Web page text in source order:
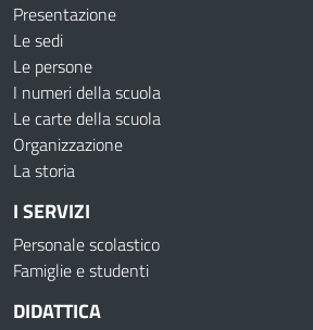
Presentazione
Le sedi
Le persone
I numeri della scuola
Le carte della scuola
Organizzazione
La storia
I SERVIZI
Personale scolastico
Famiglie e studenti
DIDATTICA